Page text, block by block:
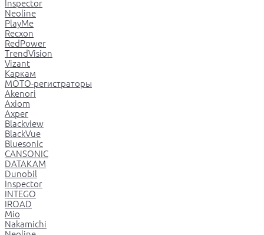
Inspector
Neoline
PlayMe
Recxon
RedPower
TrendVision
Vizant
Каркам
МОТО-регистраторы
Akenori
Axiom
Axper
Blackview
BlackVue
Bluesonic
CANSONIC
DATAKAM
Dunobil
Inspector
INTEGO
IROAD
Mio
Nakamichi